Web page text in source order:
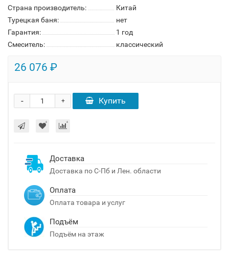
Страна производитель:
Китай
Турецкая баня:
нет
Гарантия:
1 год
Смеситель:
классический
26 076 ₽
+
- Купить
Доставка
Доставка по С-Пб и Лен. области
Оплата
Оплата товара и услуг
Подъём
Подъём на этаж